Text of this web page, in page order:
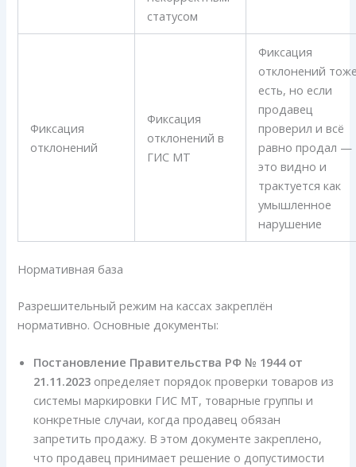
статусом
Фиксация
отклонений
Фиксация
отклонений в
ГИС МТ
Фиксация
отклонений
есть, но если
продавец
проверил и всё
равно продал —
это видно и
трактуется как
умышленное
нарушение
Нормативная база
Разрешительный режим на кассах закреплён
нормативно. Основные документы:
Постановление Правительства РФ № 1944 от
21.11.2023 определяет порядок проверки товаров из
системы маркировки ГИС МТ, товарные группы и
конкретные случаи, когда продавец обязан
запретить продажу. В этом документе закреплено,
что продавец принимает решение о допустимости